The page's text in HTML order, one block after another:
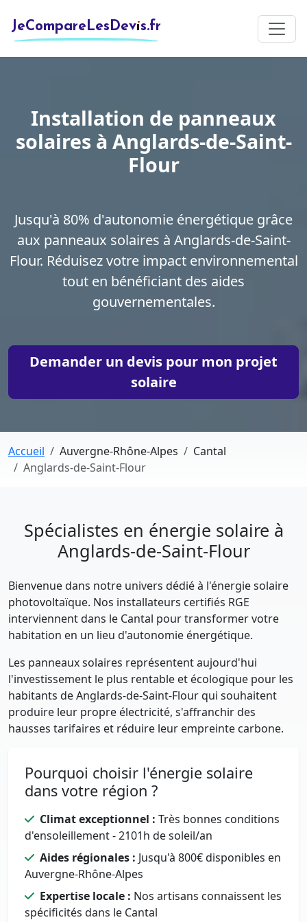
JeCompareLesDevis.fr
Installation de panneaux
solaires à Anglards-de-Saint-
Flour
Jusqu'à 80% d'autonomie énergétique grâce
aux panneaux solaires à Anglards-de-Saint-
Flour. Réduisez votre impact environnemental
tout en bénéficiant des aides
gouvernementales.
Demander un devis pour mon projet
solaire
Accueil Auvergne-Rhône-Alpes
Cantal
Anglards-de-Saint-Flour
Spécialistes en énergie solaire à
Anglards-de-Saint-Flour
Bienvenue dans notre univers dédié à l'énergie solaire
photovoltaïque. Nos installateurs certifiés RGE
interviennent dans le Cantal pour transformer votre
habitation en un lieu d'autonomie énergétique.
Les panneaux solaires représentent aujourd'hui
l'investissement le plus rentable et écologique pour les
habitants de Anglards-de-Saint-Flour qui souhaitent
produire leur propre électricité, s'affranchir des
hausses tarifaires et réduire leur empreinte carbone.
Pourquoi choisir l'énergie solaire
dans votre région ?
Climat exceptionnel : Très bonnes conditions
d'ensoleillement - 2101h de soleil/an
Aides régionales : Jusqu'à 800€ disponibles en
Auvergne-Rhône-Alpes
Expertise locale : Nos artisans connaissent les
spécificités dans le Cantal